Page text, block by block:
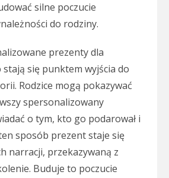
silne poczucie
do rodziny.
prezenty dla
się punktem wyjścia do
Rodzice mogą pokazywać
spersonalizowany
o tym, kto go podarował i
sposób prezent staje się
narracji, przekazywaną z
Buduje to poczucie